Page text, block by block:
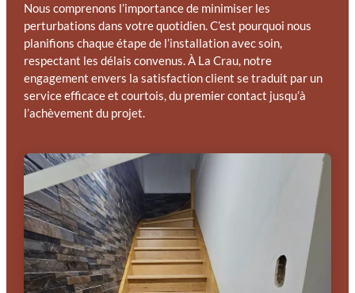
Nous comprenons l’importance de minimiser les
perturbations dans votre quotidien. C’est pourquoi nous
planifions chaque étape de l’installation avec soin,
respectant les délais convenus. À La Crau, notre
engagement envers la satisfaction client se traduit par un
service efficace et courtois, du premier contact jusqu’à
l’achèvement du projet.